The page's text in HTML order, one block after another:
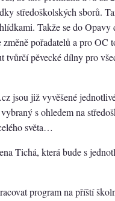
středoškolských sborů.
Takže se do Opavy
pořadatelů a pro OC
tvůrčí pěvecké dílny pro
jsou již vyvěšené
s ohledem na
světa…
Tichá, která bude s
program na příští